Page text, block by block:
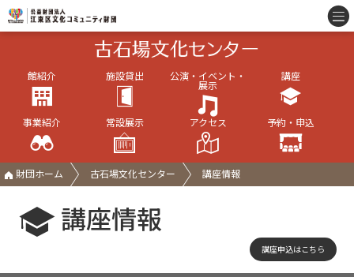
館紹介 施設貸出 公演・イベント・
展示
講座
事業紹介 常設展示 アクセス 予約・申込
財団ホーム 古石場文化センター 講座情報
講座情報
講座申込はこちら